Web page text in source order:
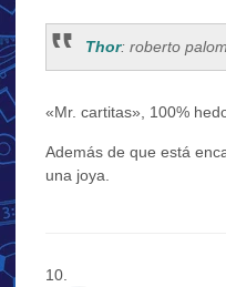
Thor: roberto
«Mr. cartitas», 100%
Además de que está
una joya.